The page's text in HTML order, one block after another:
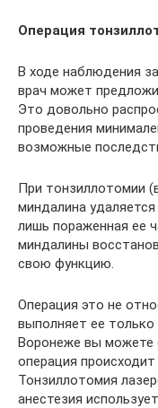
Операция
В ходе наблюдения
врач может
Это довольно
проведения
возможные
При тонзиллотомии
миндалина
лишь пораженная ее
миндалины
свою функцию.
Операция это не
выполняет ее
Воронеже вы можете
операция
Тонзиллотомия
анестезия